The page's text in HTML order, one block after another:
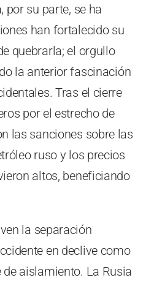
por su parte, se ha
han fortalecido su
quebrarla; el orgullo
la anterior fascinación
Tras el cierre
por el estrecho de
las sanciones sobre las
ruso y los precios
altos, beneficiando
ven la separación
en declive como
aislamiento. La Rusia